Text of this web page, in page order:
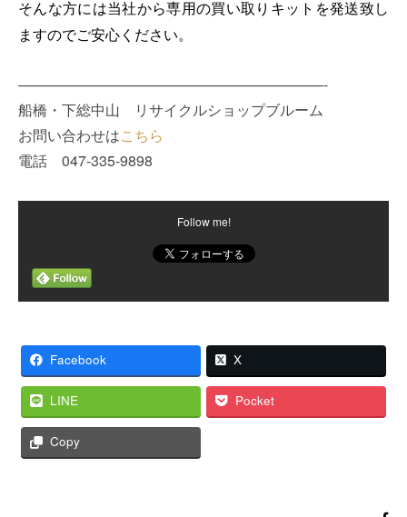
そんな方には当社から専用の買い取りキットを発送致し
ますのでご安心ください。
—————————————————————-
船橋・下総中山 リサイクルショップブルーム
お問い合わせはこちら
電話 047-335-9898
Follow me!
Facebook X
LINE Pocket
Copy